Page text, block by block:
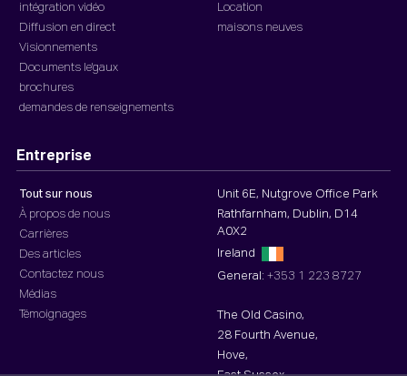
intégration vidéo
Diffusion en direct
Visionnements
Documents le'gaux
brochures
demandes de renseignements
Location
maisons neuves
Entreprise
Tout sur nous
À propos de nous
Carrières
Des articles
Contactez nous
Médias
Témoignages
Unit 6E, Nutgrove Office Park
Rathfarnham, Dublin, D14
A0X2
Ireland
General: +353 1 223 8727
The Old Casino,
28 Fourth Avenue,
Hove,